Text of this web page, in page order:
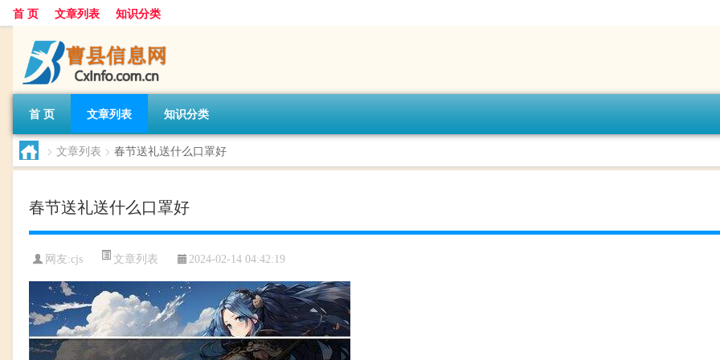
首 页 文章列表 知识分类
首 页 文章列表 知识分类
> 文章列表 > 春节送礼送什么口罩好
春节送礼送什么口罩好
网友:cjs 文章列表 2024-02-14 04:42:19